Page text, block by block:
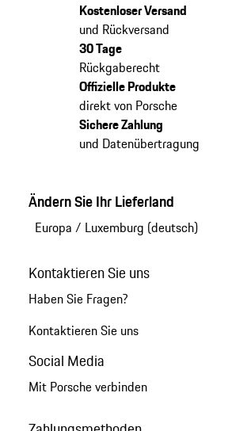
Kostenloser Versand
und Rückversand
30 Tage
Rückgaberecht
Offizielle Produkte
direkt von Porsche
Sichere Zahlung
und Datenübertragung
Ändern Sie Ihr Lieferland
Europa / Luxemburg (deutsch)
Kontaktieren Sie uns
Haben Sie Fragen?
Kontaktieren Sie uns
Social Media
Mit Porsche verbinden